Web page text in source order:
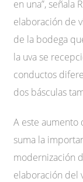
en una”, señala
elaboración de
de la bodega
la uva se
conductos
dos básculas
A este aumento
suma la
modernización
elaboración del